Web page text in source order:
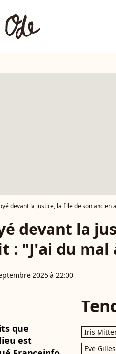
devant la justice, la fille de son ancien
devant la
: "J'ai du
2025 à 22:00
que
est
Iris
Eve